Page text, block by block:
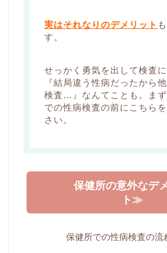
実はそれなりのデメリット
す。
せっかく勇気を出して検査に
『結局違う性病だったから
検査…』なんてことも。ま
での性病検査の前にこちら
さい。
保健所の意外なデ
ト≫
保健所での性病検査の